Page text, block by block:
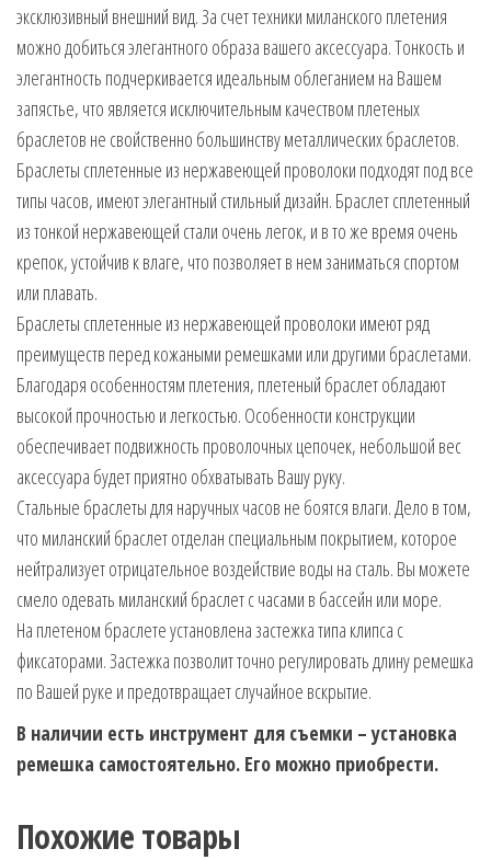
эксклюзивный внешний вид. За счет техники миланского плетения
можно добиться элегантного образа вашего аксессуара. Тонкость и
элегантность подчеркивается идеальным облеганием на Вашем
запястье, что является исключительным качеством плетеных
браслетов не свойственно большинству металлических браслетов.
Браслеты сплетенные из нержавеющей проволоки подходят под все
типы часов, имеют элегантный стильный дизайн. Браслет сплетенный
из тонкой нержавеющей стали очень легок, и в то же время очень
крепок, устойчив к влаге, что позволяет в нем заниматься спортом
или плавать.
Браслеты сплетенные из нержавеющей проволоки имеют ряд
преимуществ перед кожаными ремешками или другими браслетами.
Благодаря особенностям плетения, плетеный браслет обладают
высокой прочностью и легкостью. Особенности конструкции
обеспечивает подвижность проволочных цепочек, небольшой вес
аксессуара будет приятно обхватывать Вашу руку.
Стальные браслеты для наручных часов не боятся влаги. Дело в том,
что миланский браслет отделан специальным покрытием, которое
нейтрализует отрицательное воздействие воды на сталь. Вы можете
смело одевать миланский браслет с часами в бассейн или море.
На плетеном браслете установлена застежка типа клипса с
фиксаторами. Застежка позволит точно регулировать длину ремешка
по Вашей руке и предотвращает случайное вскрытие.
В наличии есть инструмент для съемки – установка
ремешка самостоятельно. Его можно приобрести.
Похожие товары